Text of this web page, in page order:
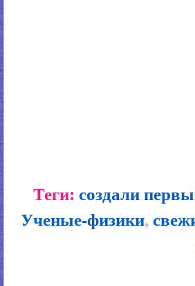
Теги: создали
Ученые-физики,